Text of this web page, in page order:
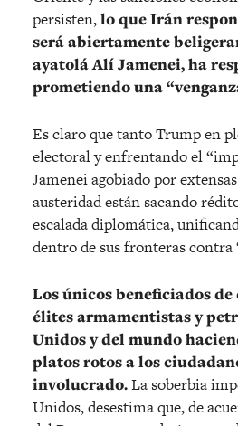
persisten,lo que Irán
será abiertamente
ayatolá Alí Jamenei, ha
prometiendo una
Es claro que tanto Trump en
electoral y enfrentando el
Jamenei agobiado por
austeridad están sacando
escalada diplomática,
dentro de sus fronteras contra
Los únicos beneficiados
élites armamentistas y
Unidos y del mundo
platos rotos a los
involucrado.La soberbia
Unidos, desestima que, de